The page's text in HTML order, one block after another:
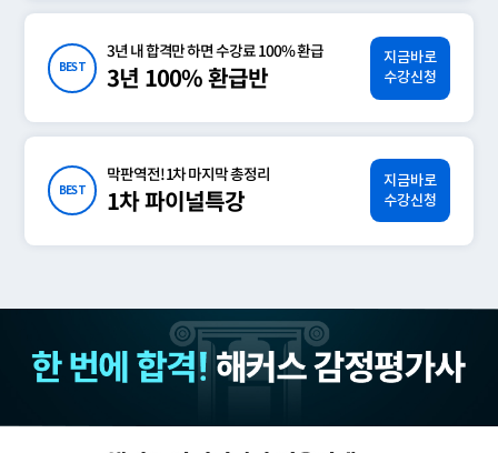
BEST
3년 내 합격만 하면 수강료 100% 환급
3년 100% 환급반
지금바로
수강신청
BEST
막판역전! 1차 마지막 총정리
1차 파이널특강
지금바로
수강신청